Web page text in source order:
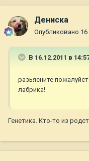
Дениска
Опубликовано 16
В 16.12.2011 в
разьясните
лабрика!
Генетика. Кто-то из